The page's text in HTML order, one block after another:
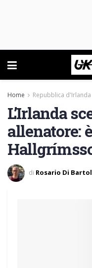
Home Repubblica d'Irlanda
L’Irlanda
allenatore:
di Rosario Di